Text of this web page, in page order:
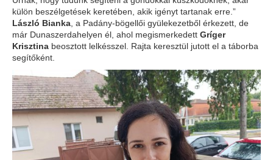
külön beszélgetések keretében, akik igényt tartanak erre.”
László Bianka , a Padány-bögellői gyülekezetből érkezett, de
már Dunaszerdahelyen él, ahol megismerkedett Gríger
Krisztina beosztott lelkésszel. Rajta keresztül jutott el a táborba
segítőként.